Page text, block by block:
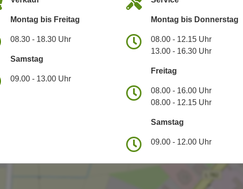
Montag bis Freitag
08.30 - 18.30 Uhr
Samstag
09.00 - 13.00 Uhr
Montag bis Donnerstag
08.00 - 12.15 Uhr
13.00 - 16.30 Uhr
Freitag
08.00 - 16.00 Uhr
08.00 - 12.15 Uhr
Samstag
09.00 - 12.00 Uhr